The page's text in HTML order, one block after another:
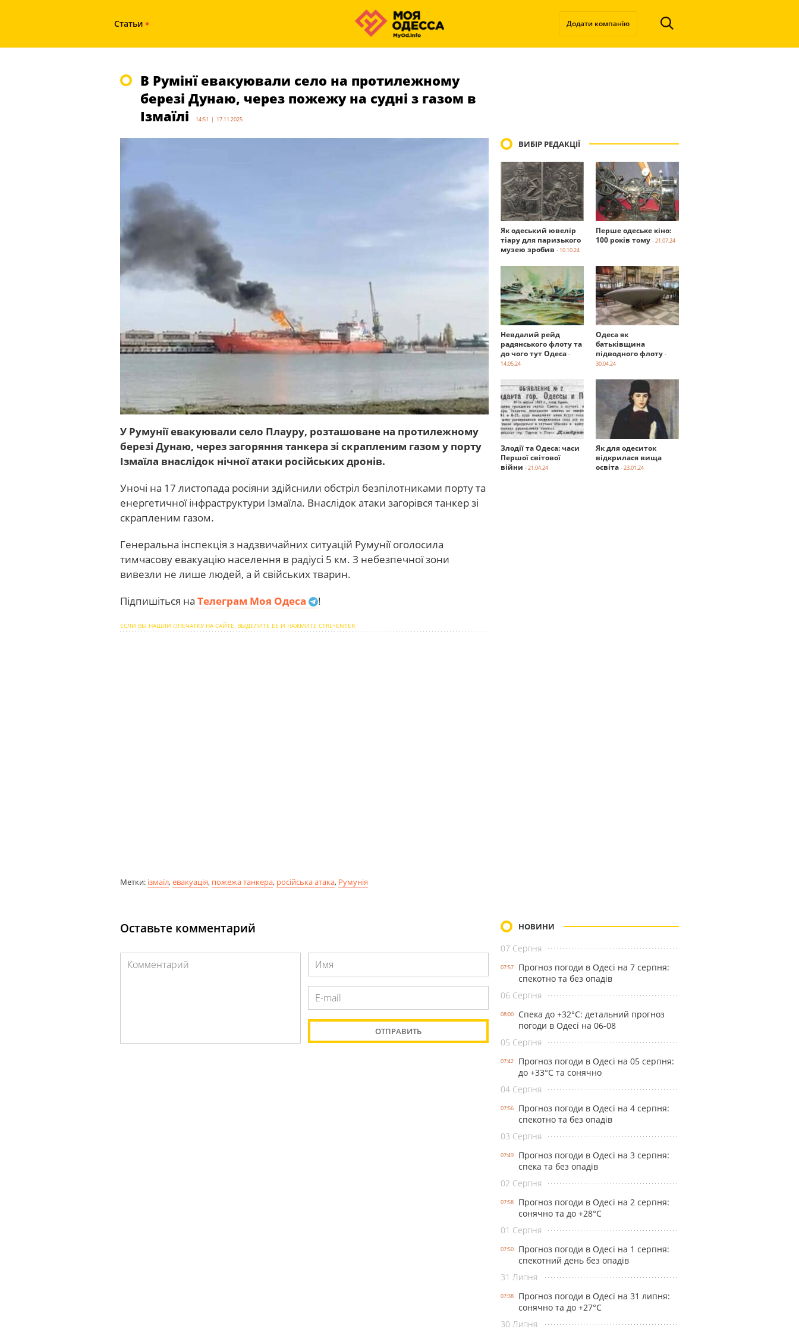
Статьи Додати компанію
В Румінї евакуювали село на протилежному
березі Дунаю, через пожежу на судні з газом в
Ізмаїлі
14:51 | 17.11.2025
У Румунії евакуювали село Плауру, розташоване на протилежному
березі Дунаю, через загоряння танкера зі скрапленим газом у порту
Ізмаїла внаслідок нічної атаки російських дронів.
Уночі на 17 листопада росіяни здійснили обстріл безпілотниками порту та
енергетичної інфраструктури Ізмаїла. Внаслідок атаки загорівся танкер зі
скрапленим газом.
Генеральна інспекція з надзвичайних ситуацій Румунії оголосила
тимчасову евакуацію населення в радіусі 5 км. З небезпечної зони
вивезли не лише людей, а й свійських тварин.
Підпишіться на Телеграм Моя Одеса !
ЕСЛИ ВЫ НАШЛИ ОПЕЧАТКУ НА САЙТЕ, ВЫДЕЛИТЕ ЕЕ И НАЖМИТЕ CTRL+ENTER
Метки: ізмаїл,евакуація, пожежа танкера, російська атака, Румунія
ВИБІР РЕДАКЦІЇ
Як одеський ювелір
тіару для паризького
музею зробив - 10.10.24
Перше одеське кіно:
100 років тому - 21.07.24
Невдалий рейд
радянського флоту та
до чого тут Одеса -
14.05.24
Одеса як
батьківщина
підводного флоту -
30.04.24
Злодії та Одеса: часи
Першої світової
війни - 21.04.24
Як для одеситок
відкрилася вища
освіта - 23.01.24
Оставьте комментарий НОВИНИ
07 Серпня
07:57
Прогноз погоди в Одесі на 7 серпня:
спекотно та без опадів
06 Серпня
08:00
Спека до +32°С: детальний прогноз
погоди в Одесі на 06-08
05 Серпня
07:42
Прогноз погоди в Одесі на 05 серпня:
до +33°С та сонячно
04 Серпня
07:56
Прогноз погоди в Одесі на 4 серпня:
спекотно та без опадів
03 Серпня
07:49
Прогноз погоди в Одесі на 3 серпня:
спека та без опадів
02 Серпня
07:58
Прогноз погоди в Одесі на 2 серпня:
сонячно та до +28°С
01 Серпня
07:50
Прогноз погоди в Одесі на 1 серпня:
спекотний день без опадів
31 Липня
07:38
Прогноз погоди в Одесі на 31 липня:
сонячно та до +27°С
30 Липня